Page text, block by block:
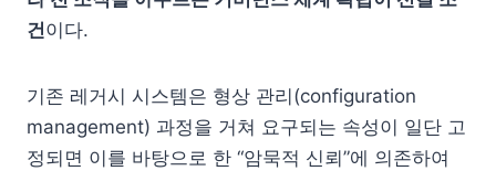
건이다.
기존 레거시 시스템은 형상 관리(configuration
management) 과정을 거쳐 요구되는 속성이 일단 고
정되면 이를 바탕으로 한 “암묵적 신뢰”에 의존하여